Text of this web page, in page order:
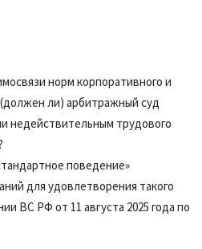
норм корпоративного и
ли) арбитражный суд
недействительным трудового
поведение»
для удовлетворения такого
ВС РФ от 11 августа 2025 года по